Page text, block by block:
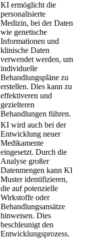
KI ermöglicht die
personalisierte
Medizin, bei der Daten
wie genetische
Informationen und
klinische Daten
verwendet werden, um
individuelle
Behandlungspläne zu
erstellen. Dies kann zu
effektiveren und
gezielteren
Behandlungen führen.
KI wird auch bei der
Entwicklung neuer
Medikamente
eingesetzt. Durch die
Analyse großer
Datenmengen kann KI
Muster identifizieren,
die auf potenzielle
Wirkstoffe oder
Behandlungsansätze
hinweisen. Dies
beschleunigt den
Entwicklungsprozess.